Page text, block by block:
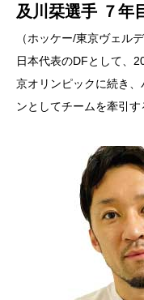
及川栞選手 ７年
（ホッケー/東京ヴェルデ
日本代表のDFとして、
京オリンピックに続き
ンとしてチームを牽引